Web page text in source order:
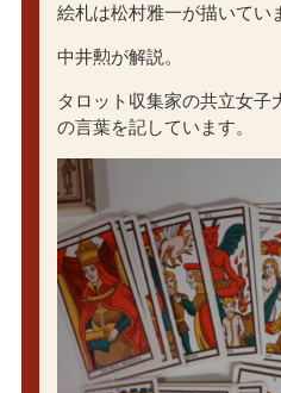
絵札は松村雅一が描いてい
中井勲が解説。
タロット収集家の共立女子
の言葉を記しています。